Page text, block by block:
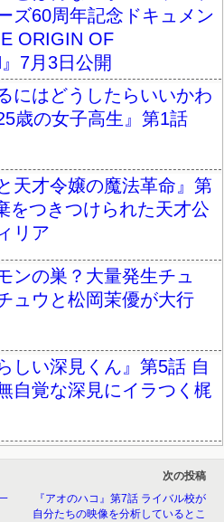
ズ60周年記念ドキュメン
ORIGIN OF
7月3日公開
にはどうしたらいいかわ
歳の女子高生』第1話
天才令嬢の魔法革命』第
をつきつけられた天才公
リア
ンの巣？大量発生チュ
ュウと松岡茉優が大行
しい深見くん』第5話 自
自覚な深見にイラつく梶
次の投稿
『アオのハコ』第7話 ライバル校が
自分たちの映像を分析しているとこ